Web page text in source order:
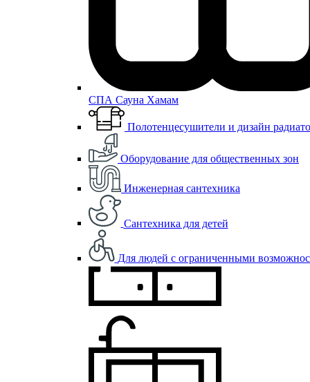
СПА Сауна Хамам
Полотенцесушители и дизайн
Оборудование для общественных зон
Инженерная сантехника
Сантехника для детей
Для людей с ограниченными